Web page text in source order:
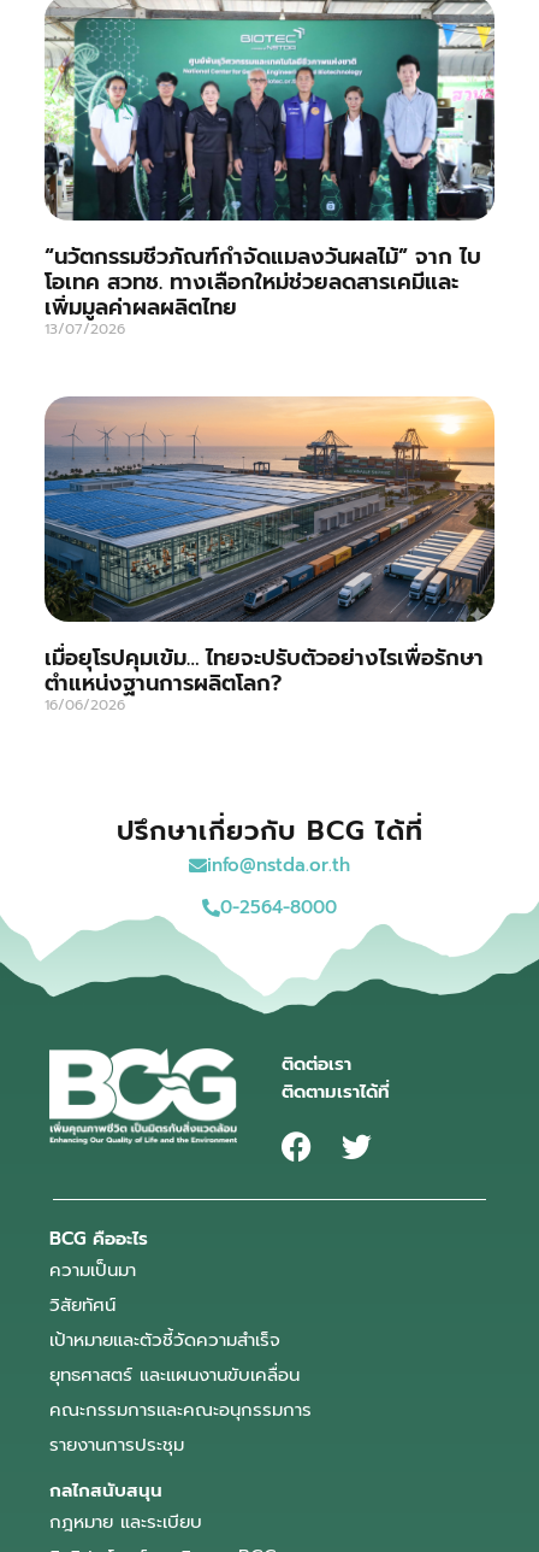
“นวัตกรรมชีวภัณฑ์กำจัดแมลงวันผลไม้” จาก ไบ
โอเทค สวทช. ทางเลือกใหม่ช่วยลดสารเคมีและ
เพิ่มมูลค่าผลผลิตไทย
13/07/2026
เมื่อยุโรปคุมเข้ม… ไทยจะปรับตัวอย่างไรเพื่อรักษา
ตำแหน่งฐานการผลิตโลก?
16/06/2026
ปรึกษาเกี่ยวกับ BCG ได้ที่
info@nstda.or.th
0-2564-8000
ติดต่อเรา
ติดตามเราได้ที่
BCG คืออะไร
ความเป็นมา
วิสัยทัศน์
เป้าหมายและตัวชี้วัดความสำเร็จ
ยุทธศาสตร์ และแผนงานขับเคลื่อน
คณะกรรมการและคณะอนุกรรมการ
รายงานการประชุม
กลไกสนับสนุน
กฎหมาย และระเบียบ